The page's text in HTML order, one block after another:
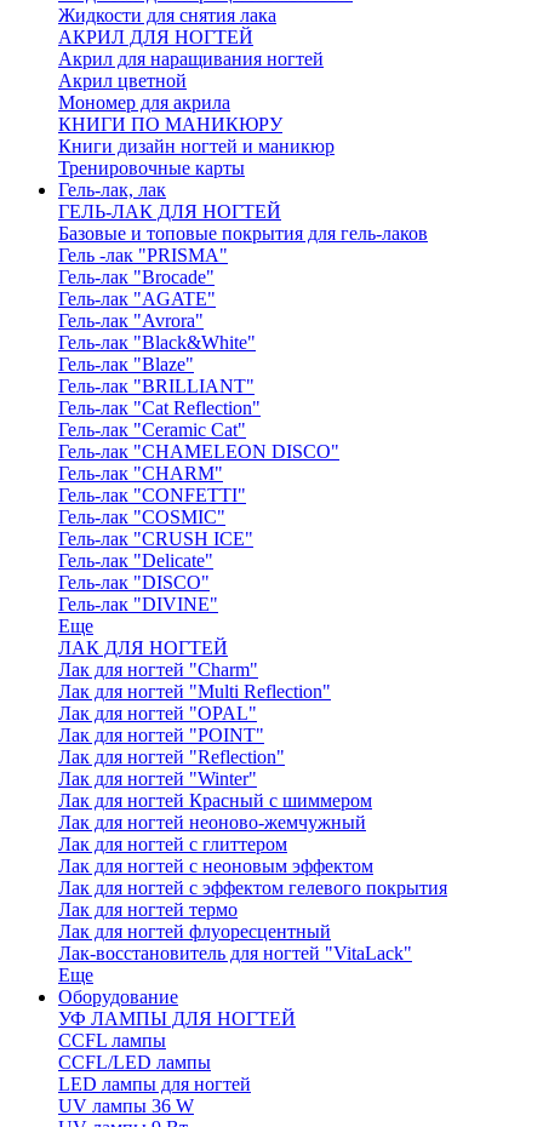
Жидкости для снятия лака
АКРИЛ ДЛЯ НОГТЕЙ
Акрил для наращивания ногтей
Акрил цветной
Мономер для акрила
КНИГИ ПО МАНИКЮРУ
Книги дизайн ногтей и маникюр
Тренировочные карты
Гель-лак, лак
ГЕЛЬ-ЛАК ДЛЯ НОГТЕЙ
Базовые и топовые покрытия для гель-лаков
Гель -лак "PRISMA"
Гель-лак "Brocade"
Гель-лак "AGATE"
Гель-лак "Avrora"
Гель-лак "Black&White"
Гель-лак "Blaze"
Гель-лак "BRILLIANT"
Гель-лак "Cat Reflection"
Гель-лак "Ceramic Cat"
Гель-лак "CHAMELEON DISCO"
Гель-лак "CHARM"
Гель-лак "CONFETTI"
Гель-лак "COSMIC"
Гель-лак "CRUSH ICE"
Гель-лак "Delicate"
Гель-лак "DISCO"
Гель-лак "DIVINE"
Еще
ЛАК ДЛЯ НОГТЕЙ
Лак для ногтей "Charm"
Лак для ногтей "Multi Reflection"
Лак для ногтей "OPAL"
Лак для ногтей "POINT"
Лак для ногтей "Reflection"
Лак для ногтей "Winter"
Лак для ногтей Красный с шиммером
Лак для ногтей неоново-жемчужный
Лак для ногтей с глиттером
Лак для ногтей с неоновым эффектом
Лак для ногтей с эффектом гелевого покрытия
Лак для ногтей термо
Лак для ногтей флуоресцентный
Лак-восстановитель для ногтей "VitaLack"
Еще
Оборудование
УФ ЛАМПЫ ДЛЯ НОГТЕЙ
CCFL лампы
CCFL/LED лампы
LED лампы для ногтей
UV лампы 36 W